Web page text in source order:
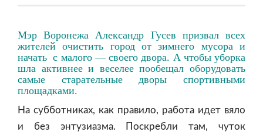
Мэр Воронежа Александр Гусев призвал всех
жителей очистить город от зимнего мусора и
начать с малого — своего двора. А чтобы уборка
шла активнее и веселее пообещал оборудовать
самые старательные дворы спортивными
площадками.
На субботниках, как правило, работа идет вяло
и без энтузиазма. Поскребли там, чуток